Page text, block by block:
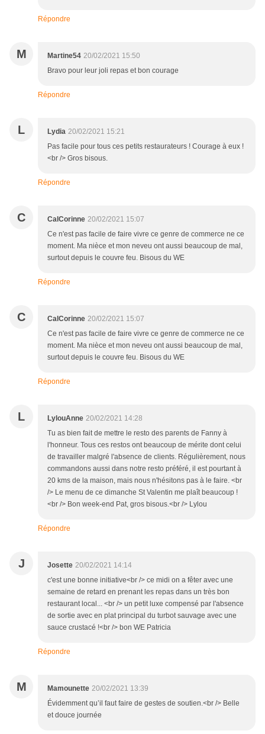
Répondre
M Martine54 20/02/2021 15:50
Bravo pour leur joli repas et bon courage
Répondre
L Lydia 20/02/2021 15:21
Pas facile pour tous ces petits restaurateurs ! Courage à eux !
<br /> Gros bisous.
Répondre
C CalCorinne 20/02/2021 15:07
Ce n'est pas facile de faire vivre ce genre de commerce ne ce
moment. Ma nièce et mon neveu ont aussi beaucoup de mal,
surtout depuis le couvre feu. Bisous du WE
Répondre
C CalCorinne 20/02/2021 15:07
Ce n'est pas facile de faire vivre ce genre de commerce ne ce
moment. Ma nièce et mon neveu ont aussi beaucoup de mal,
surtout depuis le couvre feu. Bisous du WE
Répondre
L LylouAnne 20/02/2021 14:28
Tu as bien fait de mettre le resto des parents de Fanny à
l'honneur. Tous ces restos ont beaucoup de mérite dont celui
de travailler malgré l'absence de clients. Régulièrement, nous
commandons aussi dans notre resto préféré, il est pourtant à
20 kms de la maison, mais nous n'hésitons pas à le faire. <br
/> Le menu de ce dimanche St Valentin me plaît beaucoup !
<br /> Bon week-end Pat, gros bisous.<br /> Lylou
Répondre
J Josette 20/02/2021 14:14
c'est une bonne initiative<br /> ce midi on a fêter avec une
semaine de retard en prenant les repas dans un très bon
restaurant local... <br /> un petit luxe compensé par l'absence
de sortie avec en plat principal du turbot sauvage avec une
sauce crustacé !<br /> bon WE Patricia
Répondre
M Mamounette 20/02/2021 13:39
Évidemment qu’il faut faire de gestes de soutien.<br /> Belle
et douce journée